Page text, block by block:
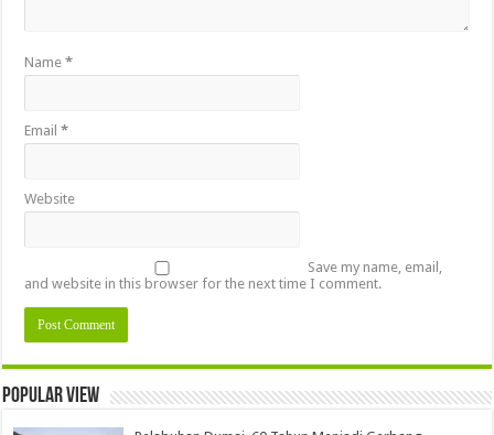
Name*
Email*
Website
Save my name, email,
and website in this browser for the next time I comment.
Popular view